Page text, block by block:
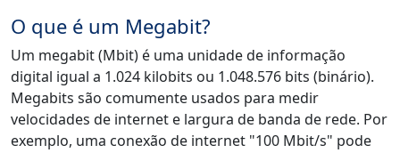
O que é um Megabit?
Um megabit (Mbit) é uma unidade de informação
digital igual a 1.024 kilobits ou 1.048.576 bits (binário).
Megabits são comumente usados para medir
velocidades de internet e largura de banda de rede. Por
exemplo, uma conexão de internet "100 Mbit/s" pode